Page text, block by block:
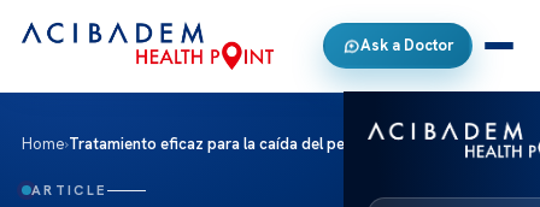
Ask a Doctor
Home›Tratamiento eficaz para la caída del pelo
ARTICLE